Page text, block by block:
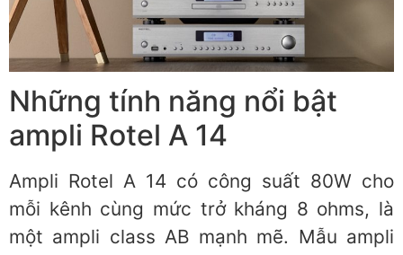
Những tính năng nổi bật
ampli Rotel A 14
Ampli Rotel A 14 có công suất 80W cho
mỗi kênh cùng mức trở kháng 8 ohms, là
một ampli class AB mạnh mẽ. Mẫu ampli